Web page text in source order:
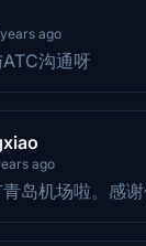
ago
沟通呀
ago
岛机场啦。感